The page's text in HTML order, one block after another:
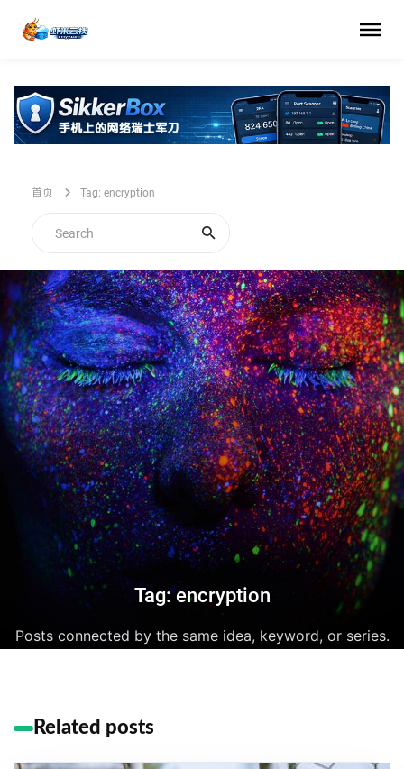
首页 Tag: encryption
Tag: encryption
Posts connected by the same idea, keyword, or series.
Related posts